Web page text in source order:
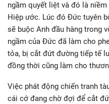
ngầm quyết liệt và đó là
Hiệp ước. Lúc đó Đức tuyên
sẽ buộc Anh đầu hàng trong
ngầm của Đức đã làm cho
tỏa, bị cắt đứt đường tiếp tế
đồng thời cũng làm cho
Việc phát động chiến tranh
cái cớ đang chờ đợi để cắt